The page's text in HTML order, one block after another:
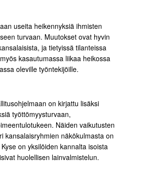
useita heikennyksiä ihmisten
turvaan. Muutokset ovat hyvin
ja tietyissä tilanteissa
kasautumassa liikaa heikossa
oleville työntekijöille.
on kirjattu lisäksi
työttömyysturvaan,
Näiden vaikutusten
kansalaisryhmien näkökulmasta on
on yksilöiden kannalta isoista
huolellisen lainvalmistelun.